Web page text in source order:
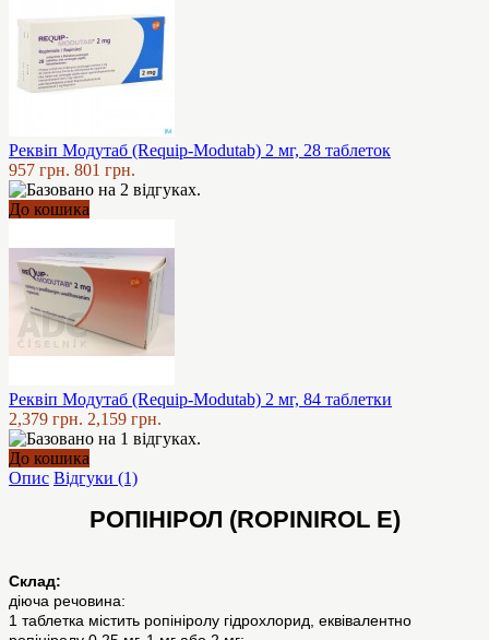
Реквіп Модутаб (Requip-Modutab) 2 мг, 28 таблеток
957 грн. 801 грн.
До кошика
Реквіп Модутаб (Requip-Modutab) 2 мг, 84 таблетки
2,379 грн. 2,159 грн.
До кошика
Опис Відгуки (1)
РОПІНІРОЛ (ROPINIROL E)
Склад:
діюча речовина:
1 таблетка містить ропініролу гідрохлорид, еквівалентно